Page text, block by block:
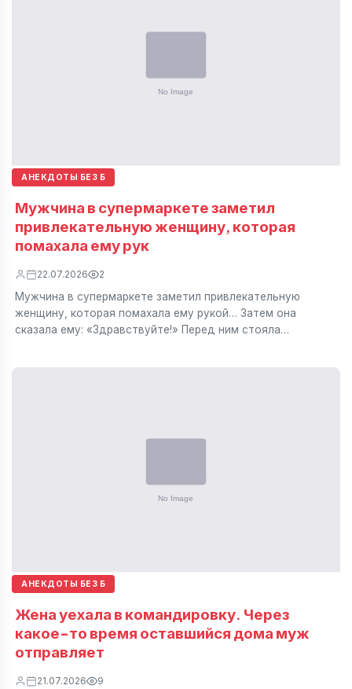
АНЕКДОТЫ БЕЗ Б
Мужчина в супермаркете заметил
привлекательную женщину, которая
помахала ему рук
22.07.2026 2
Мужчина в супермаркете заметил привлекательную
женщину, которая помахала ему рукой… Затем она
сказала ему: «Здравствуйте!» Перед ним стояла…
АНЕКДОТЫ БЕЗ Б
Жена уехала в командировку. Через
какое-то время оставшийся дома муж
отправляет
21.07.2026 9